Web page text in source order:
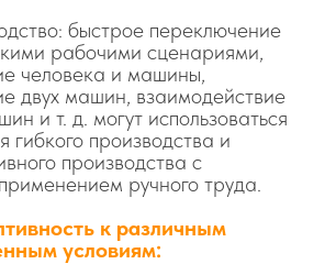
быстрое переключение
рабочими сценариями,
человека и машины,
двух машин, взаимодействие
и т. д. могут использоваться
гибкого производства и
производства с
ручного труда.
к различным
условиям: